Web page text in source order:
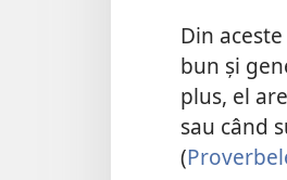
Din
bun și
plus, el
sau când
(